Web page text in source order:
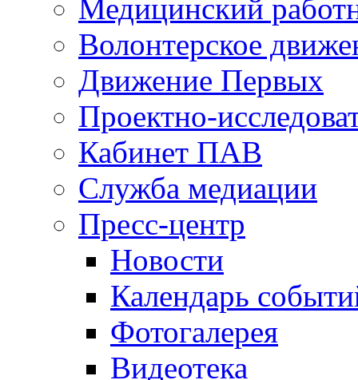
Медицинский
Волонтерское
Движение Первых
Проектно-
Кабинет ПАВ
Служба медиации
Пресс-центр
Новости
Календарь
Фотогалерея
Видеотека